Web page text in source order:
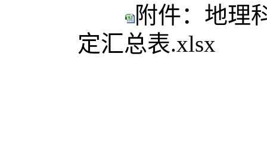
附件：地理
定汇总表.xlsx